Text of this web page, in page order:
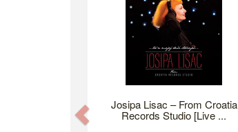
Josipa Lisac ‎– From Croatia
Records Studio [Live ...
Previous